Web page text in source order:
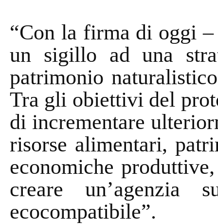
“Con la firma di oggi
un sigillo ad una
patrimonio
Tra gli obiettivi del
di incrementare
risorse alimentari,
economiche
creare un’agenzia
ecocompatibile”.